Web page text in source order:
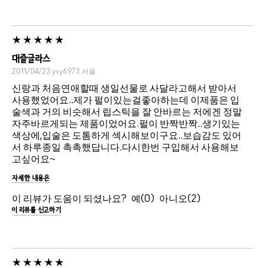
대즐글라스
2011/04/23 ysy6973 서울
신랑과 처음연애할때 생일선물로 사달라고해서 받아서
사용했었어요..제가 펄이있는걸좋아하는데 이제품은 입
술색과 거의 비슷해서 립스틱을 잘 안바르는 저에겐 정말
자주바르게되는 제품이었어요.펄이 반짝반짝..생기있는
색상에,입술은 도톰하게 섹시해보이구요..보습감도 있어
서 하루종일 촉촉했답니다.다시한번 구입해서 사용해보
고싶어요~
자세한 내용은
이 리뷰가 도움이 되셨나요? 0 2
이 리뷰를 신고하기